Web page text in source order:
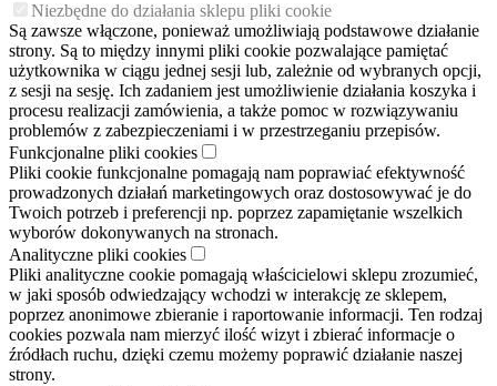
Niezbędne do działania sklepu pliki cookie
Są zawsze włączone, ponieważ umożliwiają podstawowe działanie
strony. Są to między innymi pliki cookie pozwalające pamiętać
użytkownika w ciągu jednej sesji lub, zależnie od wybranych opcji,
z sesji na sesję. Ich zadaniem jest umożliwienie działania koszyka i
procesu realizacji zamówienia, a także pomoc w rozwiązywaniu
problemów z zabezpieczeniami i w przestrzeganiu przepisów.
Funkcjonalne pliki cookies
Pliki cookie funkcjonalne pomagają nam poprawiać efektywność
prowadzonych działań marketingowych oraz dostosowywać je do
Twoich potrzeb i preferencji np. poprzez zapamiętanie wszelkich
wyborów dokonywanych na stronach.
Analityczne pliki cookies
Pliki analityczne cookie pomagają właścicielowi sklepu zrozumieć,
w jaki sposób odwiedzający wchodzi w interakcję ze sklepem,
poprzez anonimowe zbieranie i raportowanie informacji. Ten rodzaj
cookies pozwala nam mierzyć ilość wizyt i zbierać informacje o
źródłach ruchu, dzięki czemu możemy poprawić działanie naszej
strony.